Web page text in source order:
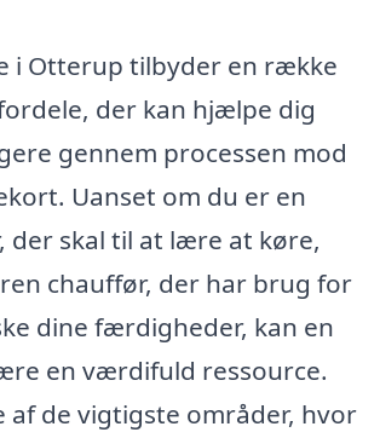
i Otterup tilbyder en række
der kan hjælpe dig
gennem processen mod
Uanset om du er en
der skal til at lære at køre,
chauffør, der har brug for
dine færdigheder, kan en
en værdifuld ressource.
af de vigtigste områder, hvor